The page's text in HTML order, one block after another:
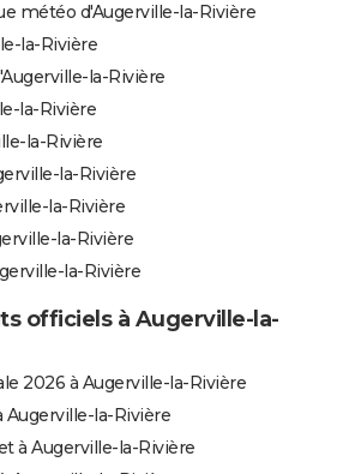
météo d'Augerville-la-Rivière
la-Rivière
la-Rivière
la-Rivière
la-Rivière
la-Rivière
la-Rivière
la-Rivière
la-Rivière
officiels à Augerville-la-
2026 à Augerville-la-Rivière
Augerville-la-Rivière
à Augerville-la-Rivière